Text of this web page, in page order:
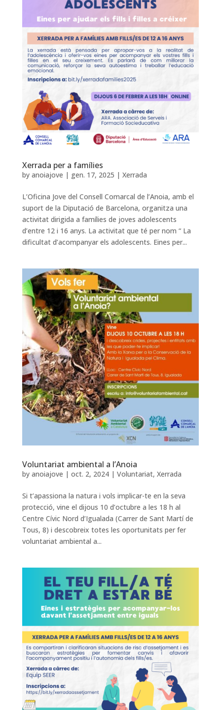
Xerrada per a famílies
by anoiajove | gen. 17, 2025 | Xerrada
L’Oficina Jove del Consell Comarcal de l’Anoia, amb el
suport de la Diputació de Barcelona, organitza una
activitat dirigida a famílies de joves adolescents
d’entre 12 i 16 anys. La activitat que té per nom “ La
dificultat d’acompanyar els adolescents. Eines per...
Voluntariat ambiental a l’Anoia
by anoiajove | oct. 2, 2024| Voluntariat, Xerrada
Si t’apassiona la natura i vols implicar-te en la seva
protecció, vine el dijous 10 d’octubre a les 18 h al
Centre Cívic Nord d’Igualada (Carrer de Sant Martí de
Tous, 8) i descobreix totes les oportunitats per fer
voluntariat ambiental a...